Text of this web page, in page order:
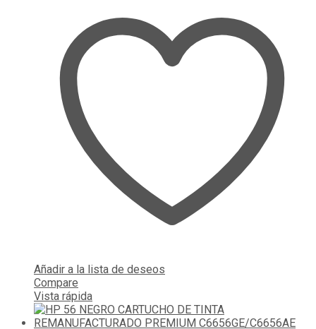
Añadir a la lista de deseos
Compare
Vista rápida